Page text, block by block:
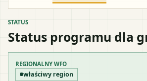
STATUS
Status programu dla
REGIONALNY WFO
właściwy region